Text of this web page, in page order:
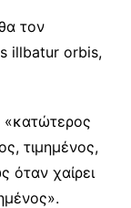
τον
illbatur orbis,
«κατώτερος
τιμημένος,
όταν χαίρει